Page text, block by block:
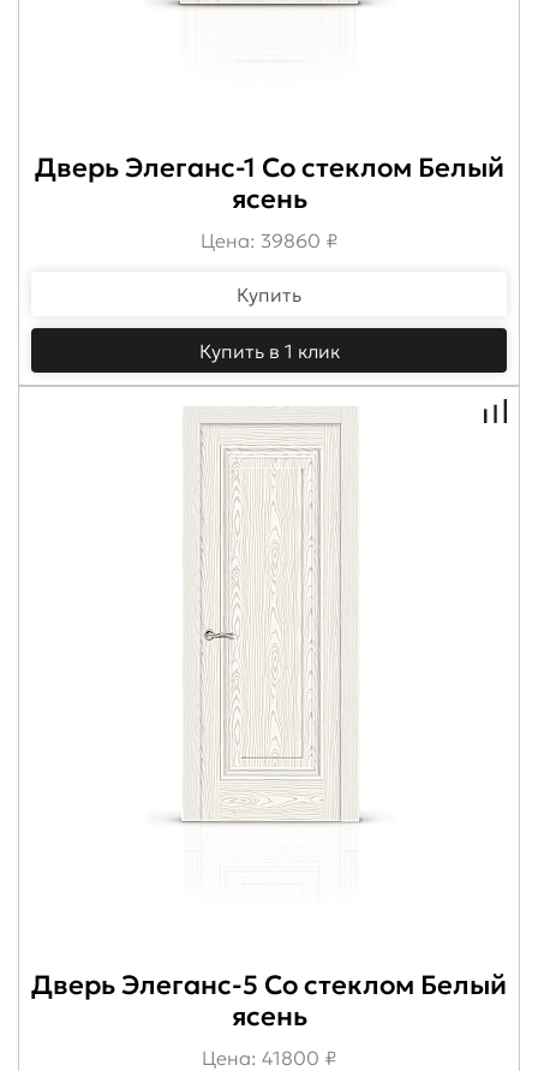
Дверь Элеганс-1 Со стеклом Белый
ясень
Цена: 39860 ₽
Купить
Купить в 1 клик
Дверь Элеганс-5 Со стеклом Белый
ясень
Цена: 41800 ₽